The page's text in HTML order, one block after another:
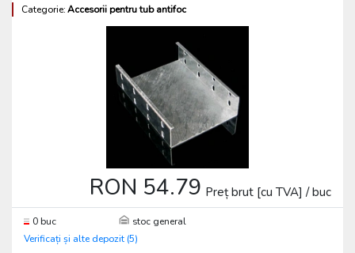
Categorie:Accesorii pentru tub antifoc
RON 54.79 Preț brut [cu TVA] / buc
0 buc
stoc general
Verificați și alte depozit (5)